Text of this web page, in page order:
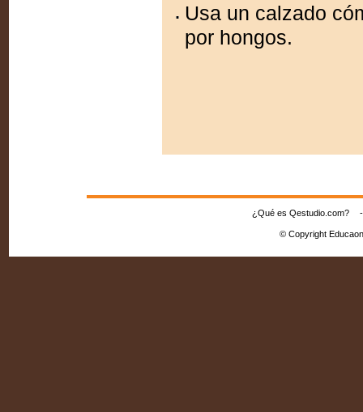
Usa un calzado
por hongos.
¿Qué es Qestudio.com?
© Copyright